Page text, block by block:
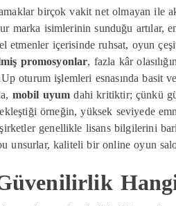
birçok vakit net olmayan ile
marka isimlerinin sunduğu
etmenler içerisinde ruhsat, oyun
promosyonlar, fazla kâr
oturum işlemleri esnasında basit
mobil uyumdahi kritiktir; çünkü
örneğin, yüksek seviyede
genellikle lisans bilgilerini
unsurlar, kaliteli bir online oyun